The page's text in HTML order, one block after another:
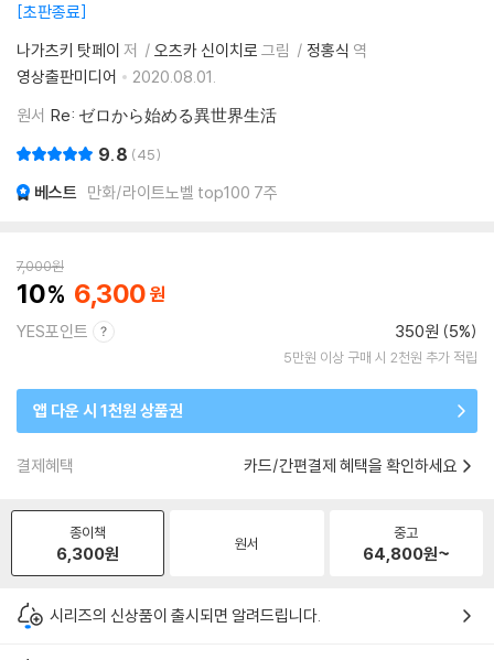
초판종료
나가츠키 탓페이 저 오츠카 신이치로 그림 정홍식 역
영상출판미디어
2020.08.01.
원서 Re: ゼロから始める異世界生活
9.8 45
베스트 만화/라이트노벨 top100 7주
7,000원
10 6,300
YES포인트 350원 (5%)
5만원 이상 구매 시 2천원 추가 적립
앱 다운 시 1천원 상품권
결제혜택 카드/간편결제 혜택을 확인하세요
종이책
6,300원 원서
중고
64,800원~
시리즈의 신상품이 출시되면 알려드립니다.